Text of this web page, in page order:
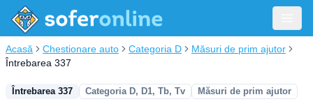
Acasă Chestionare auto Categoria D
Măsuri de prim ajutor
Întrebarea 337
Întrebarea 337 Categoria D, D1, Tb, Tv Măsuri de prim ajutor